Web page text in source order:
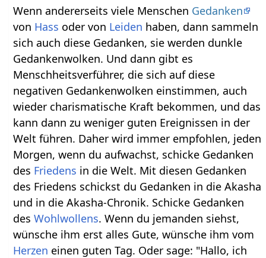
Wenn andererseits viele Menschen Gedanken
von Hass oder von Leiden haben, dann sammeln
sich auch diese Gedanken, sie werden dunkle
Gedankenwolken. Und dann gibt es
Menschheitsverführer, die sich auf diese
negativen Gedankenwolken einstimmen, auch
wieder charismatische Kraft bekommen, und das
kann dann zu weniger guten Ereignissen in der
Welt führen. Daher wird immer empfohlen, jeden
Morgen, wenn du aufwachst, schicke Gedanken
des Friedens in die Welt. Mit diesen Gedanken
des Friedens schickst du Gedanken in die Akasha
und in die Akasha-Chronik. Schicke Gedanken
desWohlwollens. Wenn du jemanden siehst,
wünsche ihm erst alles Gute, wünsche ihm vom
Herzen einen guten Tag. Oder sage: "Hallo, ich